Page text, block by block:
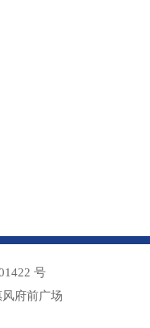
号
府前广场